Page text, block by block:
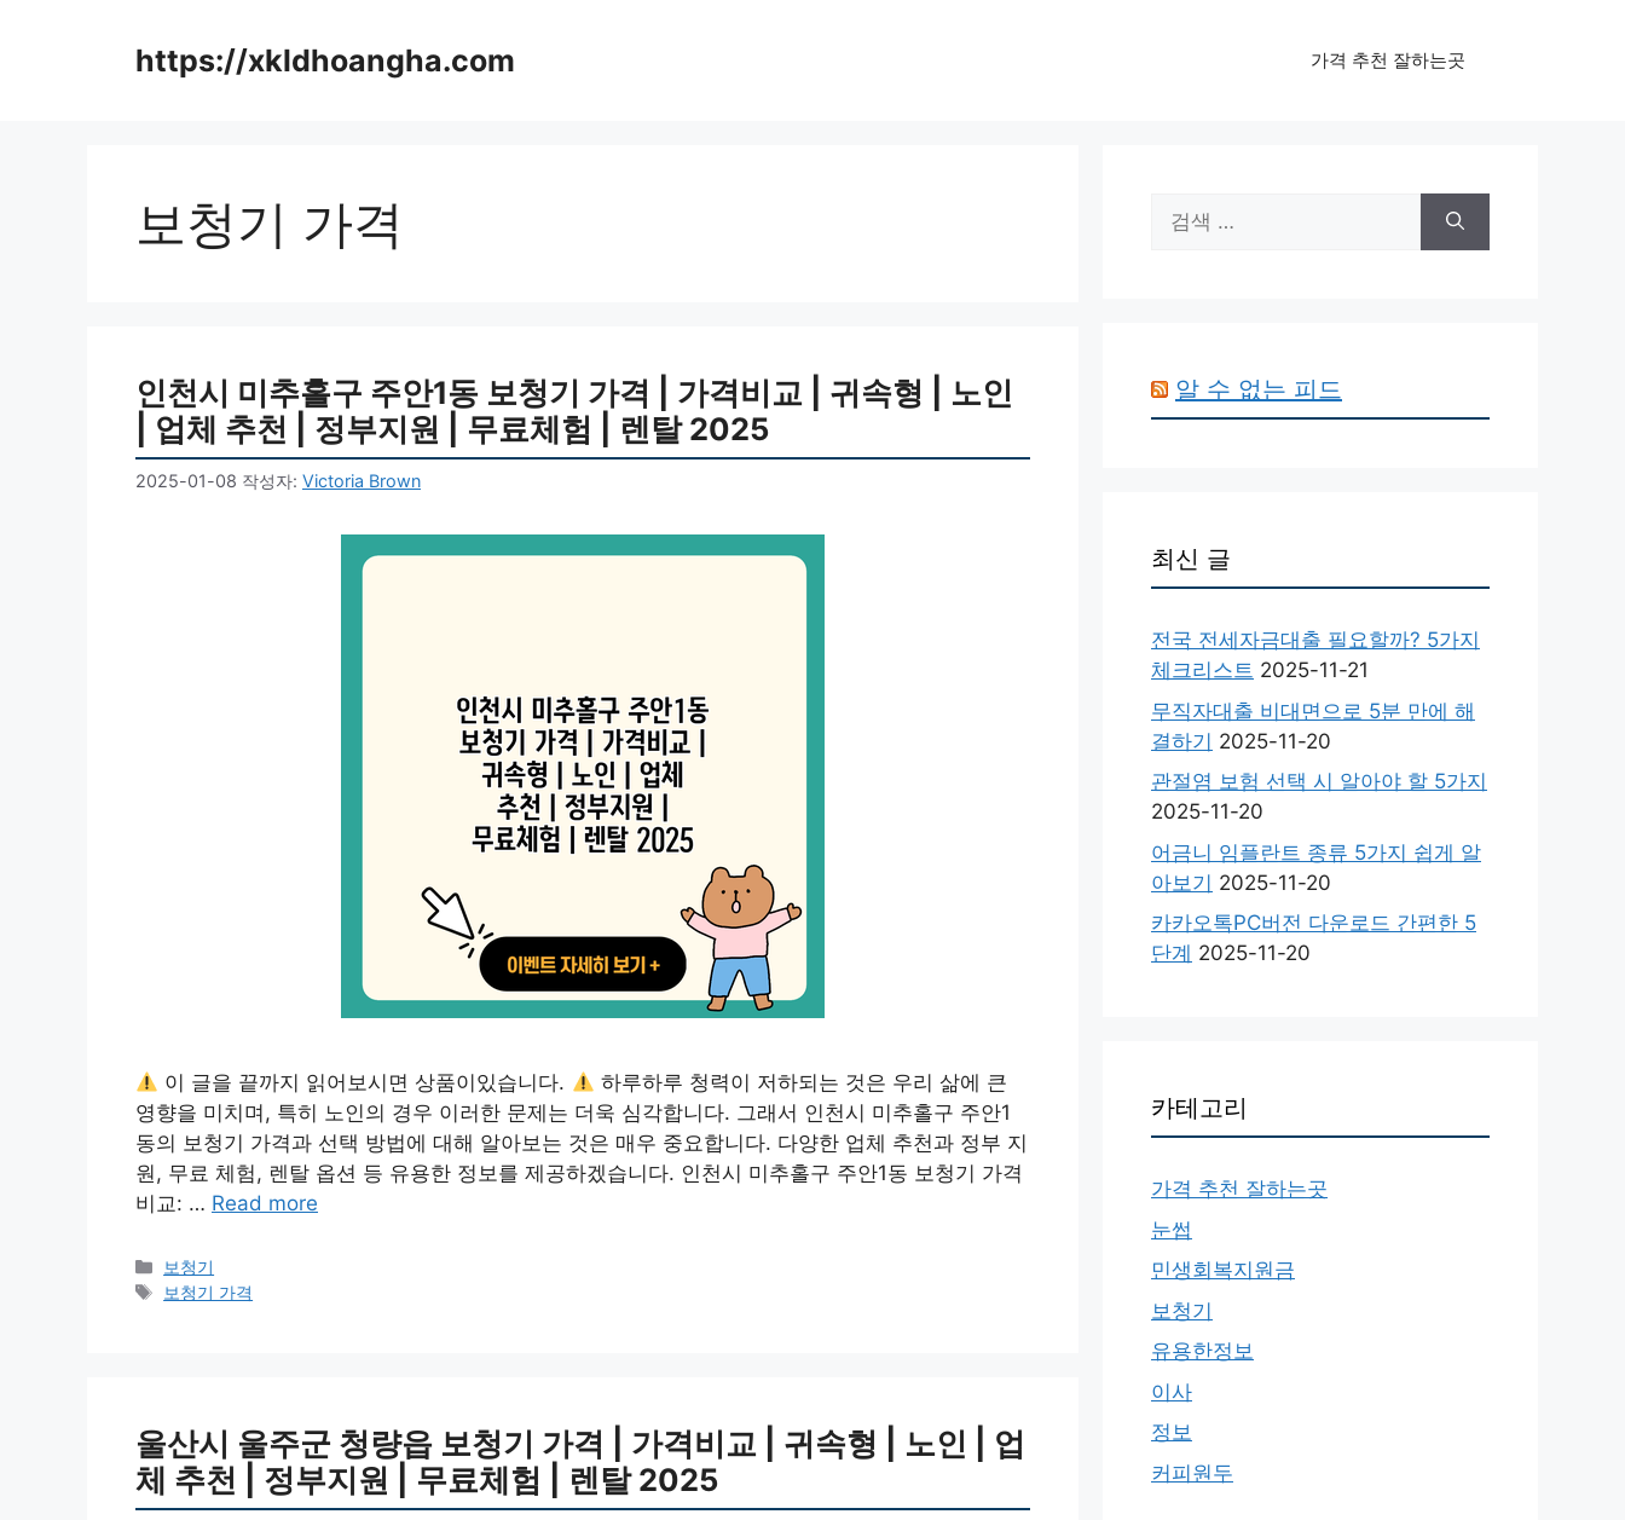
https://xkldhoangha.com 가격 추천 잘하는곳
보청기 가격
인천시 미추홀구 주안1동 보청기 가격 | 가격비교 | 귀속형 | 노인
| 업체 추천 | 정부지원 | 무료체험 | 렌탈 2025
2025-01-08 작성자: Victoria Brown
이 글을 끝까지 읽어보시면 상품이있습니다.
하루하루 청력이 저하되는 것은 우리 삶에 큰
영향을 미치며, 특히 노인의 경우 이러한 문제는 더욱 심각합니다. 그래서 인천시 미추홀구 주안1
동의 보청기 가격과 선택 방법에 대해 알아보는 것은 매우 중요합니다. 다양한 업체 추천과 정부 지
원, 무료 체험, 렌탈 옵션 등 유용한 정보를 제공하겠습니다. 인천시 미추홀구 주안1동 보청기 가격
비교: … Read more
카
테
보청기
태
보청기 가격
울산시 울주군 청량읍 보청기 가격 | 가격비교 | 귀속형 | 노인 | 업
체 추천 | 정부지원 | 무료체험 | 렌탈 2025
색:
알 수 없는 피드
최신 글
전국 전세자금대출 필요할까? 5가지
체크리스트 2025-11-21
무직자대출 비대면으로 5분 만에 해
결하기 2025-11-20
관절염 보험 선택 시 알아야 할 5가지
2025-11-20
어금니 임플란트 종류 5가지 쉽게 알
아보기 2025-11-20
카카오톡PC버전 다운로드 간편한 5
단계 2025-11-20
카테고리
가격 추천 잘하는곳
눈썹
민생회복지원금
보청기
유용한정보
이사
정보
커피원두